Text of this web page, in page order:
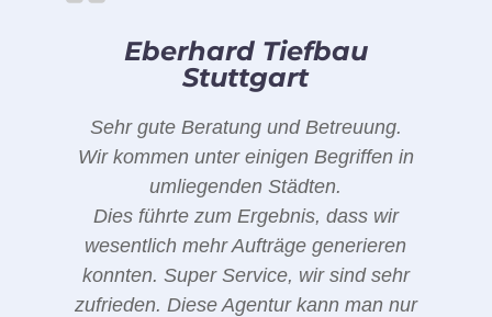
Eberhard Tiefbau
Stuttgart
Sehr gute Beratung und Betreuung.
Wir kommen unter einigen Begriffen in
umliegenden Städten.
Dies führte zum Ergebnis, dass wir
wesentlich mehr Aufträge generieren
konnten. Super Service, wir sind sehr
zufrieden. Diese Agentur kann man nur